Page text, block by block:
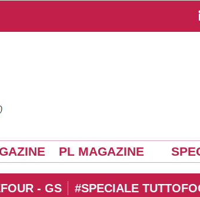
PL MAGAZINE
- GS #SPECIALE